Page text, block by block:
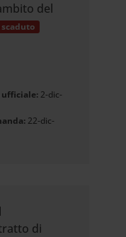
del
2-dic-
22-dic-
di